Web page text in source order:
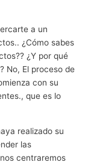
a un
¿Cómo sabes
¿Y por qué
No, El proceso de
con su
que es lo
realizado su
las
centraremos